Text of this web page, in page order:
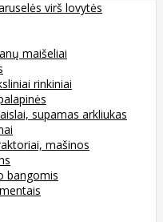
virš lovytės
maišeliai
rinkiniai
supamas arkliukas
mašinos
bangomis